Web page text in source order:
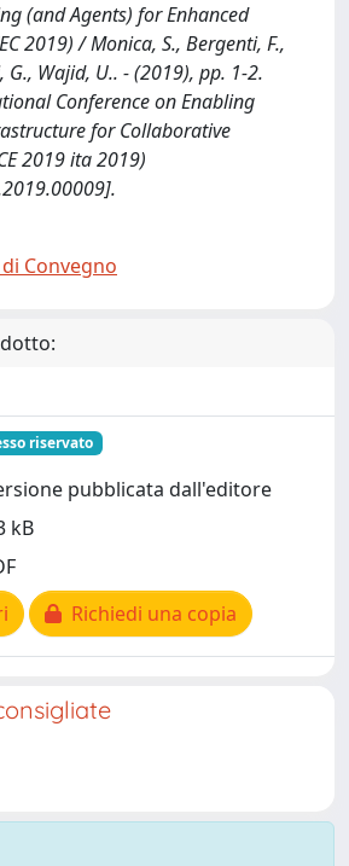
(and Agents) for Enhanced
2019) / Monica, S., Bergenti, F.,
G., Wajid, U.. - (2019), pp. 1-2.
Conference on Enabling
for Collaborative
2019 ita 2019)
Convegno
riservato
pubblicata dall'editore
kB
Richiedi una copia